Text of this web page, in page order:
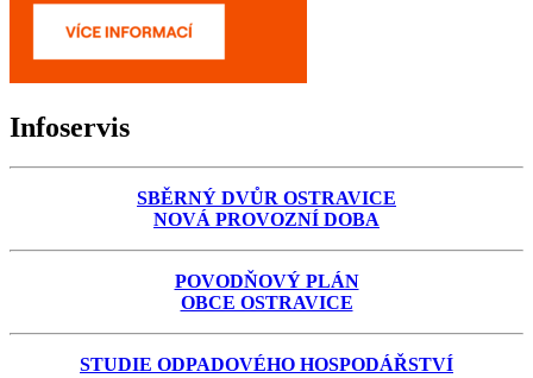
Infoservis
SBĚRNÝ DVŮR OSTRAVICE
NOVÁ PROVOZNÍ DOBA
POVODŇOVÝ PLÁN
OBCE OSTRAVICE
STUDIE ODPADOVÉHO HOSPODÁŘSTVÍ